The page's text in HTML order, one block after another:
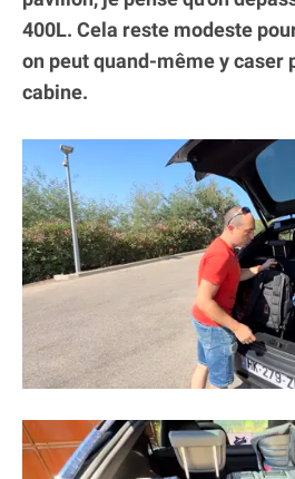
400L. Cela reste modeste
on peut quand-même y caser
cabine.